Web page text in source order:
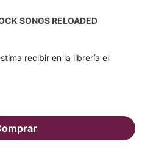
SONGS RELOADED
recibir en la librería el